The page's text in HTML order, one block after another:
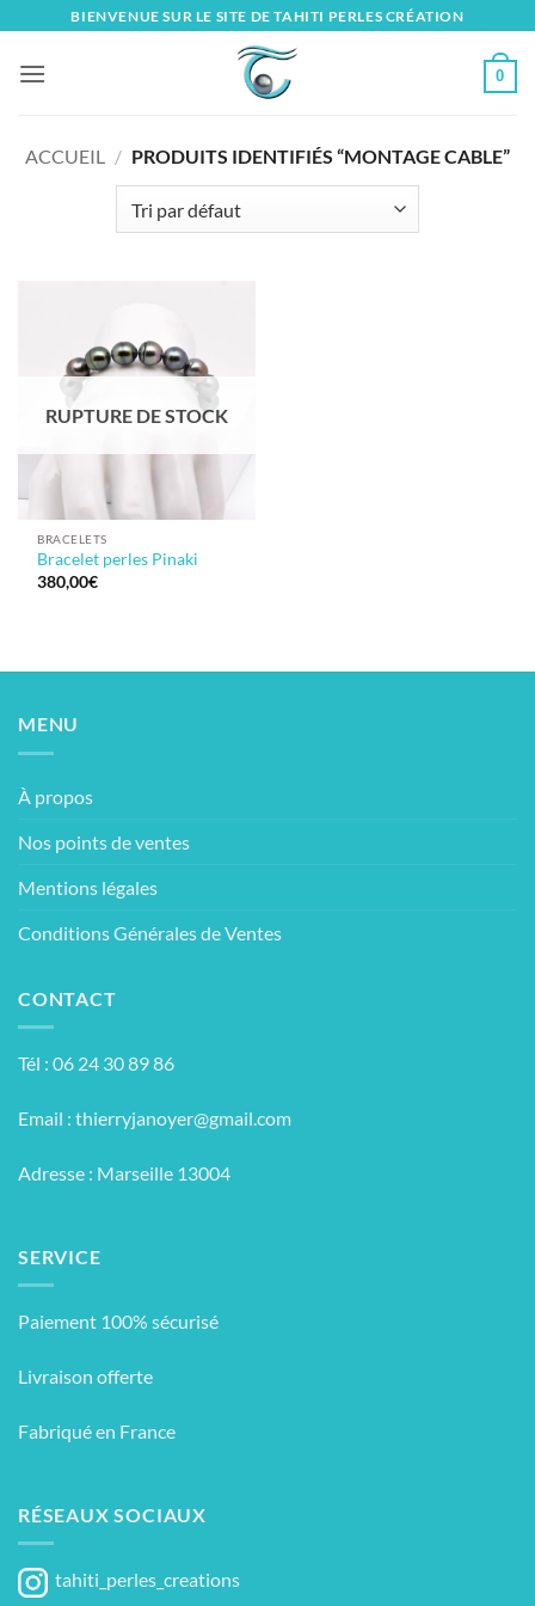
content
BIENVENUE SUR LE SITE DE TAHITI PERLES CRÉATION
0
ACCUEIL / PRODUITS IDENTIFIÉS “MONTAGE CABLE”
RUPTURE DE STOCK
BRACELETS
Bracelet perles Pinaki
380,00€
MENU
À propos
Nos points de ventes
Mentions légales
Conditions Générales de Ventes
CONTACT
Tél : 06 24 30 89 86
Email : thierryjanoyer@gmail.com
Adresse : Marseille 13004
SERVICE
Paiement 100% sécurisé
Livraison offerte
Fabriqué en France
RÉSEAUX SOCIAUX
tahiti_perles_creations